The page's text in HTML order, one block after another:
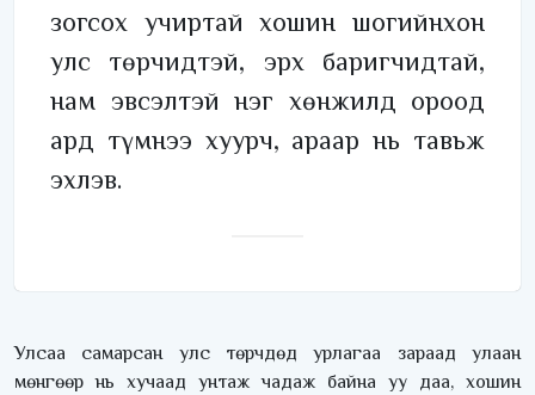
зогсох учиртай хошин шогийнхон
улс төрчидтэй, эрх баригчидтай,
нам эвсэлтэй нэг хөнжилд ороод
ард түмнээ хуурч, араар нь тавьж
эхлэв.
Улсаа самарсан улс төрчдөд урлагаа зараад улаан
мөнгөөр нь хучаад унтаж чадаж байна уу даа, хошин